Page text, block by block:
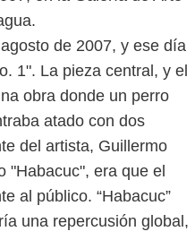
de 2007, y ese día
1". La pieza central, y el
obra donde un perro
atado con dos
del artista, Guillermo
"Habacuc", era que el
al público. “Habacuc”
una repercusión global,